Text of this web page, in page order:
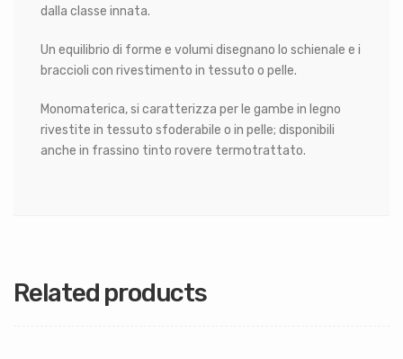
dalla classe innata.
Un equilibrio di forme e volumi disegnano lo schienale e i
braccioli con rivestimento in tessuto o pelle.
Monomaterica, si caratterizza per le gambe in legno
rivestite in tessuto sfoderabile o in pelle; disponibili
anche in frassino tinto rovere termotrattato.
Related products